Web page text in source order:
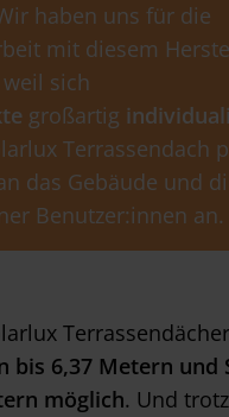
haben uns für die
mit diesem
sich
großartig
Terrassendach
das Gebäude und
Benutzer:innen an.
bis 6,37 Metern und
möglich. Und